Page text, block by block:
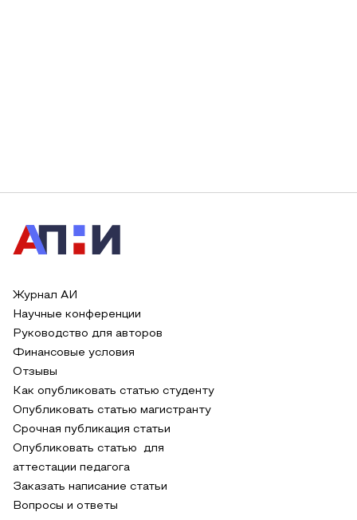
Журнал АИ
Научные конференции
Руководство для авторов
Финансовые условия
Отзывы
Как опубликовать статью студенту
Опубликовать статью магистранту
Срочная публикация статьи
Опубликовать статью для
аттестации педагога
Заказать написание статьи
Вопросы и ответы